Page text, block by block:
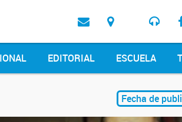
EDITORIAL ESCUELA
Fecha de